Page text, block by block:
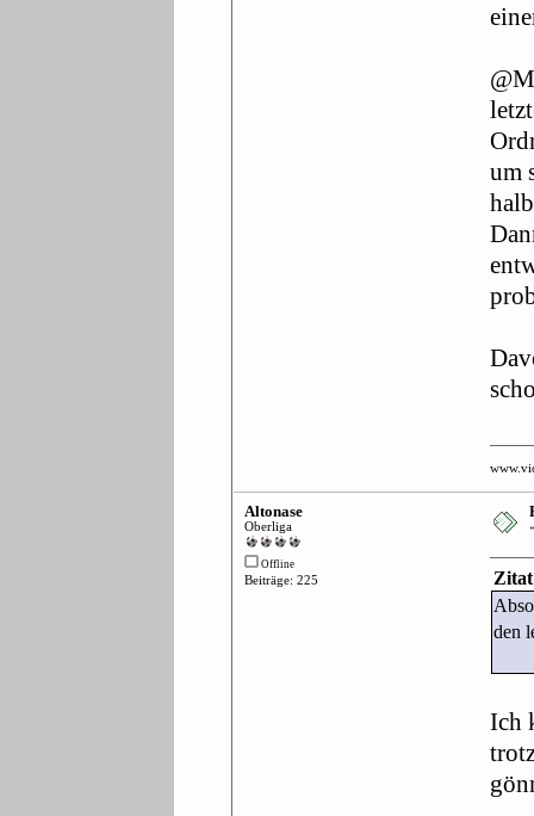
um
Altonase
Oberliga
Offline
Beiträge: 225
den
Ich